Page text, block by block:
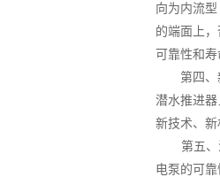
向为内流
的端面上
可靠性和寿
第四、新
潜水推进
新技术、
第五、注
电泵的可